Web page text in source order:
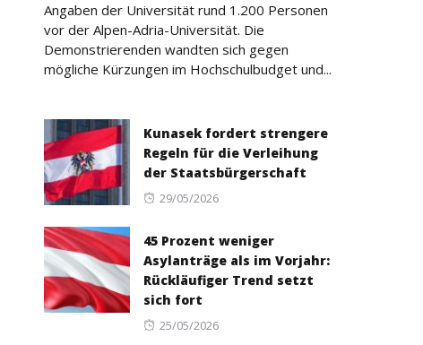
Angaben der Universität rund 1.200 Personen
vor der Alpen-Adria-Universität. Die
Demonstrierenden wandten sich gegen
mögliche Kürzungen im Hochschulbudget und...
Kunasek fordert strengere
Regeln für die Verleihung
der Staatsbürgerschaft
Posted
29/05/2026
45 Prozent weniger
Asylanträge als im Vorjahr:
Rückläufiger Trend setzt
sich fort
Posted
25/05/2026